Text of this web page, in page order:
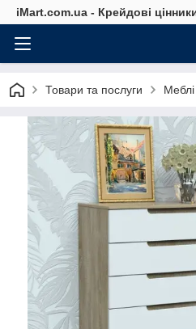
iMart.com.ua - Крейдові
Товари та послуги